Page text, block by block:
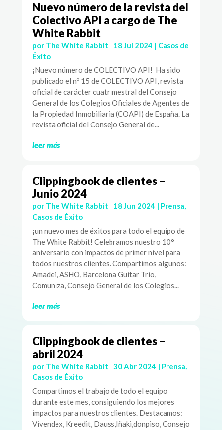
Nuevo número de la revista del
Colectivo API a cargo de The
White Rabbit
por The White Rabbit | 18 Jul 2024 | Casos de
Éxito
¡Nuevo número de COLECTIVO API! Ha sido
publicado el nº 15 de COLECTIVO API, revista
oficial de carácter cuatrimestral del Consejo
General de los Colegios Oficiales de Agentes de
la Propiedad Inmobiliaria (COAPI) de España. La
revista oficial del Consejo General de...
leer más
Clippingbook de clientes –
Junio 2024
por The White Rabbit | 18 Jun 2024 | Prensa
Casos de Éxito
¡un nuevo mes de éxitos para todo el equipo de
The White Rabbit! Celebramos nuestro 10°
aniversario con impactos de primer nivel para
todos nuestros clientes. Compartimos algunos:
Amadei, ASHO, Barcelona Guitar Trio,
Comuniza, Consejo General de los Colegios...
leer más
Clippingbook de clientes –
abril 2024
por The White Rabbit | 30 Abr 2024 | Prensa,
Casos de Éxito
Compartimos el trabajo de todo el equipo
durante este mes, consiguiendo los mejores
impactos para nuestros clientes. Destacamos:
Vivendex, Kreedit, Dauss,Iñaki,donpiso, Consejo